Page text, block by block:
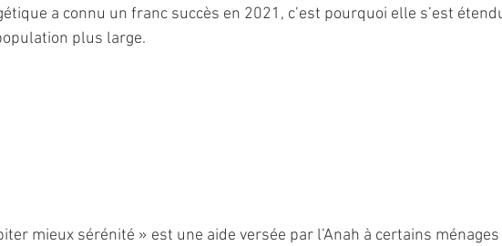
a connu un franc succès en 2021, c’est pourquoi elle s’est
plus large.
mieux sérénité » est une aide versée par l’Anah à certains